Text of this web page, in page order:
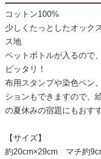
コットン100%
少しくたっとしたオック
ス地
ペットボトルが入るので
ピッタリ！
布用スタンプや染色ペン
ションもできますので、
の夏休みの宿題にもおす
【サイズ】
約20cm×29cm マチ約